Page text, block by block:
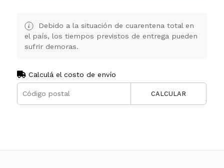
Debido a la situación de cuarentena total en
el país, los tiempos previstos de entrega pueden
sufrir demoras.
Calculá el costo de envío
CALCULAR